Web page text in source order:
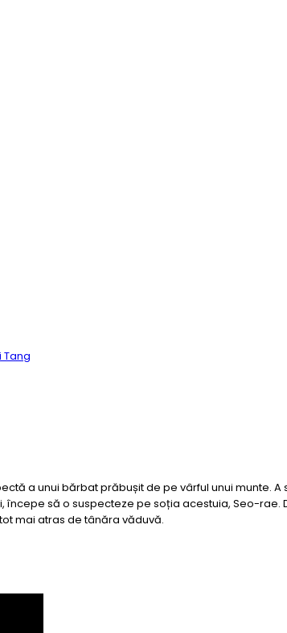
Tang
a unui bărbat prăbușit de pe vârful unui munte. A
să o suspecteze pe soția acestuia, Seo-rae.
mai atras de tânăra văduvă.